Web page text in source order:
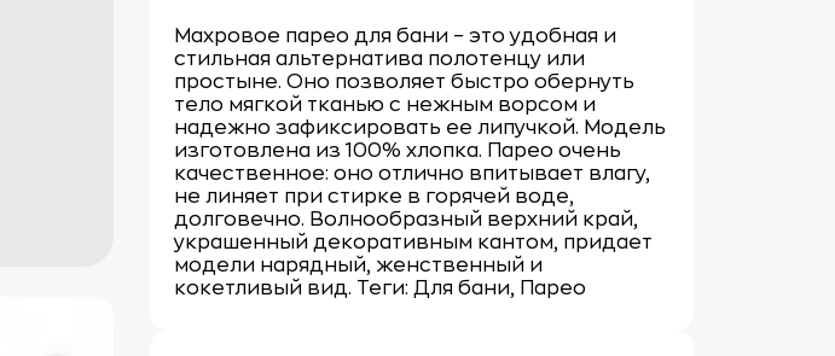
Махровое парео для бани – это удобная и
стильная альтернатива полотенцу или
простыне. Оно позволяет быстро обернуть
тело мягкой тканью с нежным ворсом и
надежно зафиксировать ее липучкой. Модель
изготовлена из 100% хлопка. Парео очень
качественное: оно отлично впитывает влагу,
не линяет при стирке в горячей воде,
долговечно. Волнообразный верхний край,
украшенный декоративным кантом, придает
модели нарядный, женственный и
кокетливый вид. Теги: Для бани, Парео